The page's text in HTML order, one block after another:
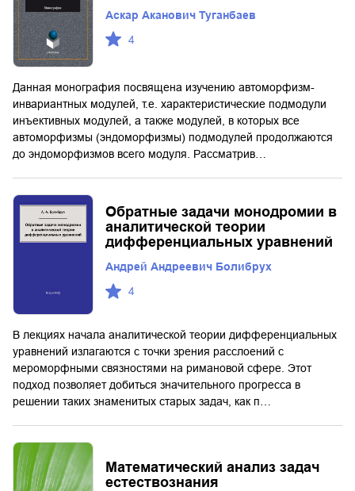
Аскар Аканович Туганбаев
4
Данная монография посвящена изучению автоморфизм-
инвариантных модулей, т.е. характеристические подмодули
инъективных модулей, а также модулей, в которых все
автоморфизмы (эндоморфизмы) подмодулей продолжаются
до эндоморфизмов всего модуля. Рассматрив…
Обратные задачи монодромии в
аналитической теории
дифференциальных уравнений
Андрей Андреевич Болибрух
4
В лекциях начала аналитической теории дифференциальных
уравнений излагаются с точки зрения расслоений с
мероморфными связностями на римановой сфере. Этот
подход позволяет добиться значительного прогресса в
решении таких знаменитых старых задач, как п…
Математический анализ задач
естествознания